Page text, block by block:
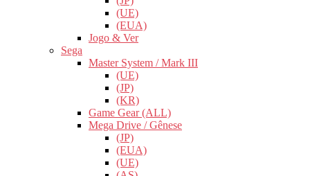
(UE)
(EUA)
Jogo & Ver
Sega
Master System / Mark III
(UE)
(JP)
(KR)
Game Gear (ALL)
Mega Drive / Gênese
(JP)
(EUA)
(UE)